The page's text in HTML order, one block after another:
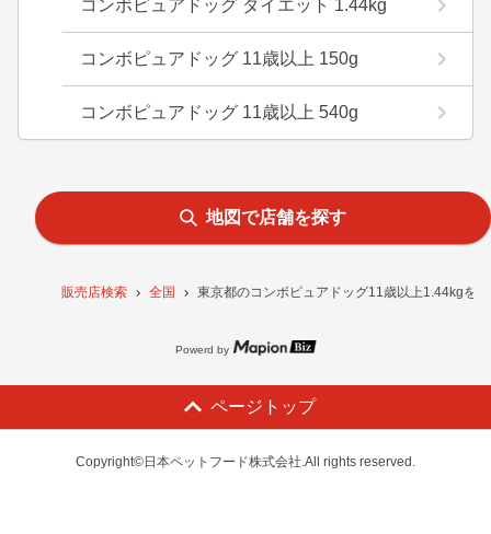
販売店検索 全国 東京都のコンボピュアドッグ11歳以上1.44kgを
コンボピュアドッグ ダイエット 1.44kg
コンボピュアドッグ 11歳以上 150g
コンボピュアドッグ 11歳以上 540g
地図で店舗を探す
Powerd by
ページトップ
Copyright©日本ペットフード株式会社.All rights reserved.